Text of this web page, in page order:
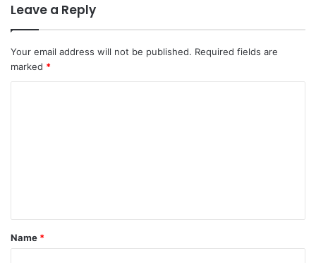
Leave a Reply
Your email address will not be published. Required fields are
marked *
t
*
Name *